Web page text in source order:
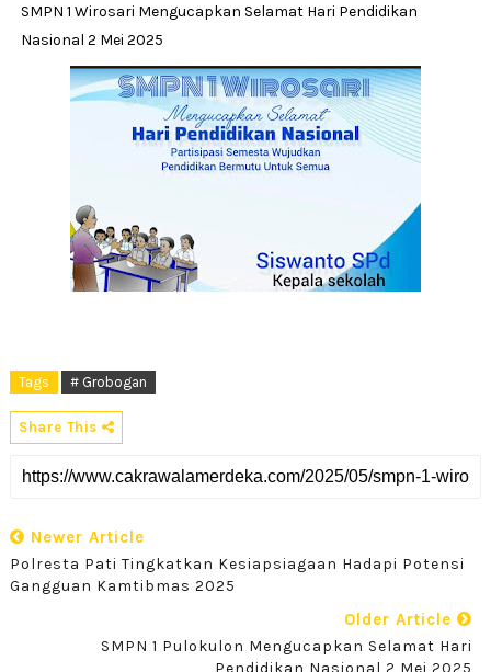
SMPN 1 Wirosari Mengucapkan Selamat Hari Pendidikan
Nasional 2 Mei 2025
Tags # Grobogan
Share This
Newer Article
Polresta Pati Tingkatkan Kesiapsiagaan Hadapi Potensi
Gangguan Kamtibmas 2025
Older Article
SMPN 1 Pulokulon Mengucapkan Selamat Hari
Pendidikan Nasional 2 Mei 2025